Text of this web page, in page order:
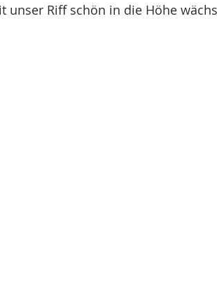
unser Riff schön in die Höhe